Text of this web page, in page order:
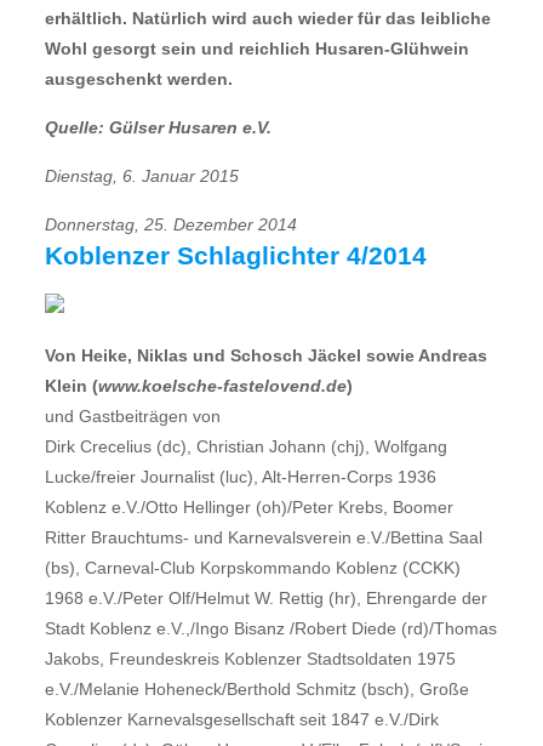
erhältlich. Natürlich wird auch wieder für das leibliche
Wohl gesorgt sein und reichlich Husaren-Glühwein
ausgeschenkt werden.
Quelle: Gülser Husaren e.V.
Dienstag, 6. Januar 2015
Donnerstag, 25. Dezember 2014
Koblenzer Schlaglichter 4/2014
Von Heike, Niklas und Schosch Jäckel sowie Andreas
Klein (www.koelsche-fastelovend.de)
und Gastbeiträgen von
Dirk Crecelius (dc), Christian Johann (chj), Wolfgang
Lucke/freier Journalist (luc), Alt-Herren-Corps 1936
Koblenz e.V./Otto Hellinger (oh)/Peter Krebs, Boomer
Ritter Brauchtums- und Karnevalsverein e.V./Bettina Saal
(bs), Carneval-Club Korpskommando Koblenz (CCKK)
1968 e.V./Peter Olf/Helmut W. Rettig (hr), Ehrengarde der
Stadt Koblenz e.V.,/Ingo Bisanz /Robert Diede (rd)/Thomas
Jakobs, Freundeskreis Koblenzer Stadtsoldaten 1975
e.V./Melanie Hoheneck/Berthold Schmitz (bsch), Große
Koblenzer Karnevalsgesellschaft seit 1847 e.V./Dirk